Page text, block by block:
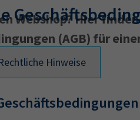
34a 34c
AEVO
Webshop? Hier
(AGB) für
Hinweise